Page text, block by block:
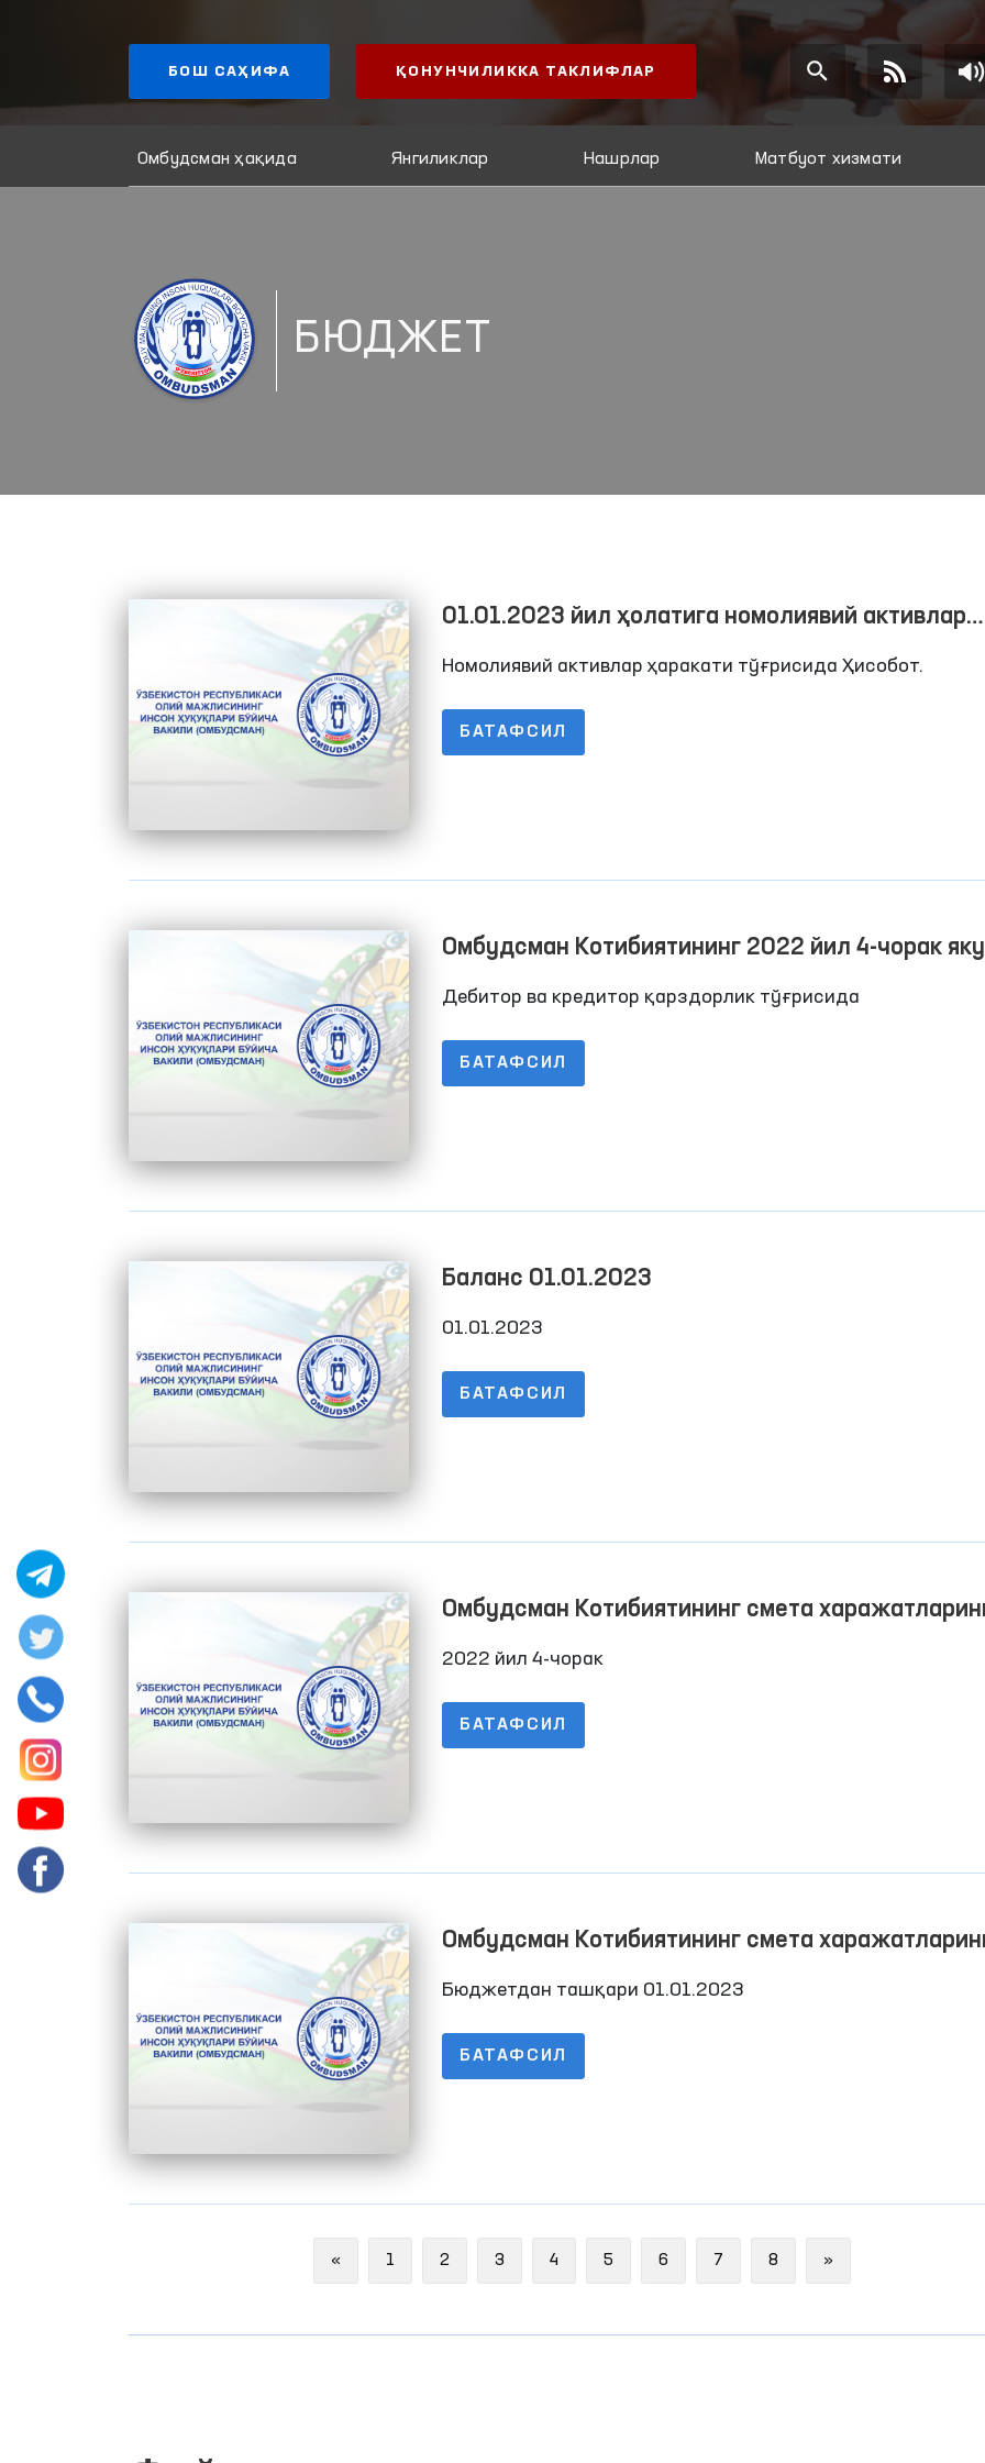
БОШ САҲИФА ҚОНУНЧИЛИККА ТАКЛИФЛАР
Омбудсман ҳақида Янгиликлар Нашрлар Матбуот хизмати
БЮДЖЕТ
01.01.2023 йил ҳолатига номолиявий активлар
ҳаракати тўғрисида Ҳисобот.
Номолиявий активлар ҳаракати тўғрисида Ҳисобот.
БАТАФСИЛ
Омбудсман Котибиятининг 2022 йил 4-чорак
бўйича дебитор ва кредитор қарздорлик
Дебитор ва кредитор қарздорлик тўғрисида
БАТАФСИЛ
Баланс 01.01.2023
01.01.2023
БАТАФСИЛ
Омбудсман Котибиятининг смета
бажарилиши тўғрисида Ҳисобот 2022 йил 4-
2022 йил 4-чорак
БАТАФСИЛ
Омбудсман Котибиятининг смета
бажарилиши тўғрисида Ҳисобот 2022 йил 4-
Бюджетдан ташқари 01.01.2023
БАТАФСИЛ
« Previous
1 2 3 4 5 6 7 8 »